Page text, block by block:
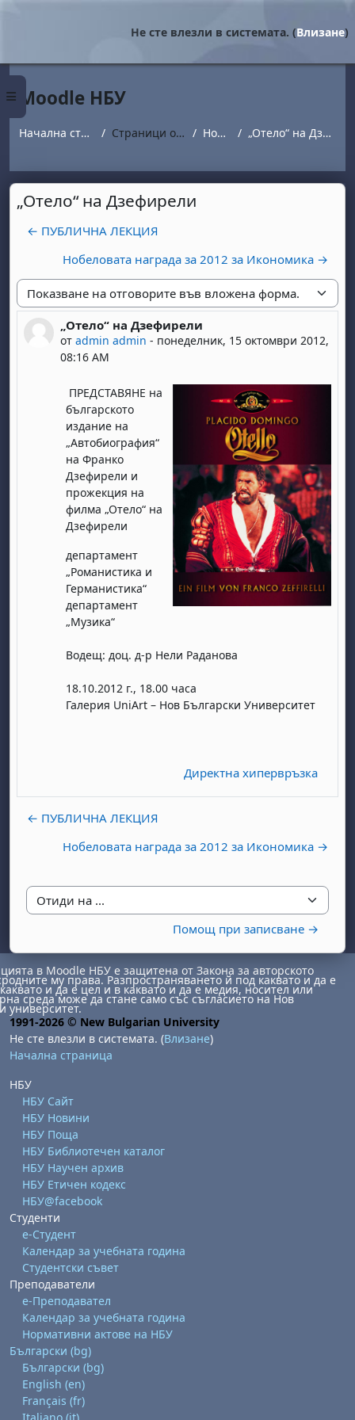
Страничен панел
Не сте влезли в системата. (Влизане)
Moodle НБУ
Начална страница Страници от сайта Новини „Отело“ на Дзефирели
„Отело“ на Дзефирели
← ПУБЛИЧНА ЛЕКЦИЯ
Нобеловата награда за 2012 за Икономика →
Начин на показване
„Отело“ на Дзефирели
от admin admin - понеделник, 15 октомври 2012,
08:16 AM
Number of replies: 0
ПРЕДСТАВЯНЕ на
българското
издание на
„Автобиография“
на Франко
Дзефирели и
прожекция на
филма „Отело“ на
Дзефирели
департамент
„Романистика и
Германистика“
департамент
„Музика“
Водещ: доц. д-р Нели Раданова
18.10.2012 г., 18.00 часа
Галерия UniArt – Нов Български Университет
Директна хипервръзка
← ПУБЛИЧНА ЛЕКЦИЯ
Нобеловата награда за 2012 за Икономика →
Отиди на ...
Помощ при записване →
1 август
неделя, 2 август
август
август
15 август
неделя, 16 август
август
август
29 август
неделя, 30 август
в Moodle НБУ е защитена от Закона за авторското
му права. Разпространяването й под каквато и да е
и да е цел и в каквато и да е медия, носител или
среда може да стане само със съгласието на Нов
университет.
1991-2026 © New Bulgarian University
Не сте влезли в системата. (Влизане)
Начална страница
НБУ
НБУ Сайт
НБУ Новини
НБУ Поща
НБУ Библиотечен каталог
НБУ Научен архив
НБУ Етичен кодекс
НБУ@facebook
Студенти
е-Студент
Календар за учебната година
Студентски съвет
Преподаватели
е-Преподавател
Календар за учебната година
Нормативни актове на НБУ
Български ‎(bg)‎
Български ‎(bg)‎
English ‎(en)‎
Français ‎(fr)‎
Italiano ‎(it)‎